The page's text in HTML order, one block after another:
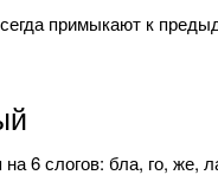
примыкают к
6 слогов: бла, го, же,